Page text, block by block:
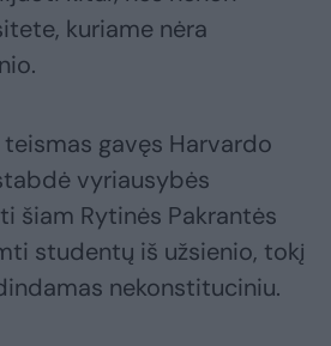
kuriame nėra
gavęs Harvardo
vyriausybės
šiam Rytinės Pakrantės
studentų iš užsienio, tokį
nekonstituciniu.